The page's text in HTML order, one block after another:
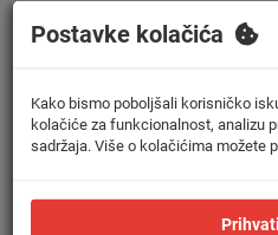
Postavke kolačića
Kako bismo poboljšali korisničko
kolačiće za funkcionalnost, analizu
sadržaja. Više o kolačićima možete